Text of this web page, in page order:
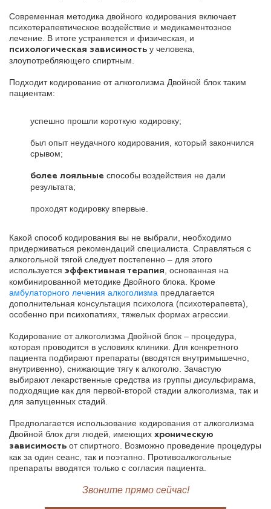
Современная методика двойного кодирования включает
психотерапевтическое воздействие и медикаментозное
лечение. В итоге устраняется и физическая, и
психологическая зависимость у человека,
злоупотребляющего спиртным.
Подходит кодирование от алкоголизма Двойной блок таким
пациентам:
успешно прошли короткую кодировку;
был опыт неудачного кодирования, который закончился
срывом;
более лояльные способы воздействия не дали
результата;
проходят кодировку впервые.
Какой способ кодирования вы не выбрали, необходимо
придерживаться рекомендаций специалиста. Справляться с
алкогольной тягой следует постепенно – для этого
используется эффективная терапия
, основанная на
комбинированной методике Двойного блока. Кроме
амбулаторного лечения алкоголизма предлагается
дополнительная консультация психолога (психотерапевта),
особенно при психопатиях, тяжелых формах агрессии.
Кодирование от алкоголизма Двойной блок – процедура,
которая проводится в условиях клиники. Для конкретного
пациента подбирают препараты (вводятся внутримышечно,
внутривенно), снижающие тягу к алкоголю. Зачастую
выбирают лекарственные средства из группы дисульфирама,
подходящие как для первой-второй стадии алкоголизма, так и
для запущенных стадий.
Предполагается использование кодирования от алкоголизма
Двойной блок для людей, имеющих хроническую
зависимость от спиртного. Возможно проведение процедуры
как за один сеанс, так и поэтапно. Противоалкогольные
препараты вводятся только с согласия пациента.
Звоните прямо сейчас!